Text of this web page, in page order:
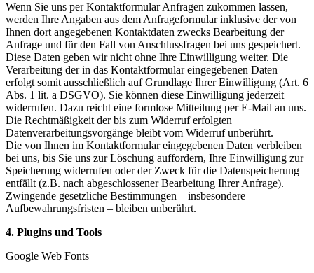
Wenn Sie uns per Kontaktformular Anfragen zukommen lassen,
werden Ihre Angaben aus dem Anfrageformular inklusive der von
Ihnen dort angegebenen Kontaktdaten zwecks Bearbeitung der
Anfrage und für den Fall von Anschlussfragen bei uns gespeichert.
Diese Daten geben wir nicht ohne Ihre Einwilligung weiter. Die
Verarbeitung der in das Kontaktformular eingegebenen Daten
erfolgt somit ausschließlich auf Grundlage Ihrer Einwilligung (Art. 6
Abs. 1 lit. a DSGVO). Sie können diese Einwilligung jederzeit
widerrufen. Dazu reicht eine formlose Mitteilung per E-Mail an uns.
Die Rechtmäßigkeit der bis zum Widerruf erfolgten
Datenverarbeitungsvorgänge bleibt vom Widerruf unberührt.
Die von Ihnen im Kontaktformular eingegebenen Daten verbleiben
bei uns, bis Sie uns zur Löschung auffordern, Ihre Einwilligung zur
Speicherung widerrufen oder der Zweck für die Datenspeicherung
entfällt (z.B. nach abgeschlossener Bearbeitung Ihrer Anfrage).
Zwingende gesetzliche Bestimmungen – insbesondere
Aufbewahrungsfristen – bleiben unberührt.
4. Plugins und Tools
Google Web Fonts